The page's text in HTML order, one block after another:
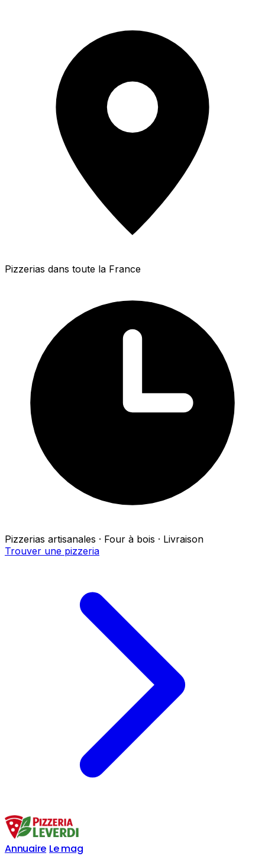
Pizzerias dans toute la France
Pizzerias artisanales · Four à bois · Livraison
Trouver une pizzeria
Annuaire Le mag